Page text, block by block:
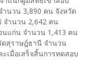
นวน 3,890 คน จังหวัด
จำนวน 2,642 คน
นแก่น จำนวน 1,413 คน
สุราษฎ์ธานี จำนวน
เมื่อเสร็จสิ้นการทดสอบ